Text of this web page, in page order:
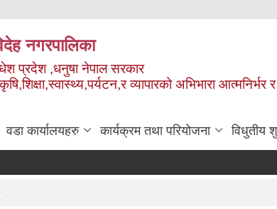
नगरपालिका
प्रदेश ,धनुषा नेपाल सरकार
व्यापारको अभिभारा आत्मनिर्भर
वडा कार्यालयहरु कार्यक्रम तथा परियोजना विधुतीय